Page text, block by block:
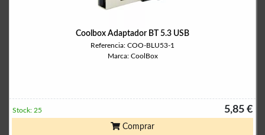
Coolbox Adaptador BT 5.3 USB
Referencia: COO-BLU53-1
Marca: CoolBox
5,85 €
Stock: 25
Comprar